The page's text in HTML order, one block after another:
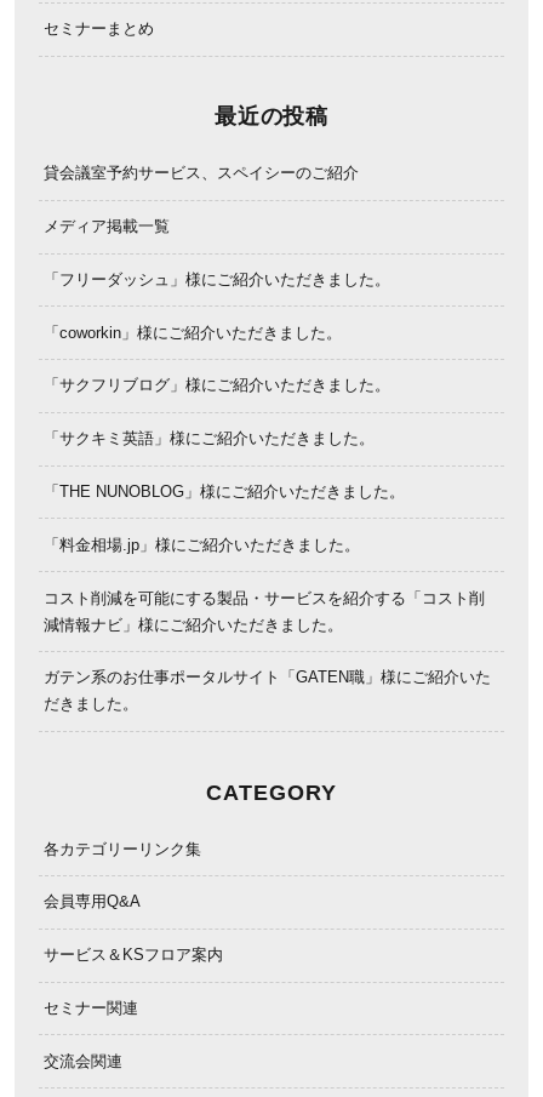
セミナーまとめ
最近の投稿
貸会議室予約サービス、スペイシーのご紹介
メディア掲載一覧
「フリーダッシュ」様にご紹介いただきました。
「coworkin」様にご紹介いただきました。
「サクフリブログ」様にご紹介いただきました。
「サクキミ英語」様にご紹介いただきました。
「THE NUNOBLOG」様にご紹介いただきました。
「料金相場.jp」様にご紹介いただきました。
コスト削減を可能にする製品・サービスを紹介する「コスト削
減情報ナビ」様にご紹介いただきました。
ガテン系のお仕事ポータルサイト「GATEN職」様にご紹介いた
だきました。
CATEGORY
各カテゴリーリンク集
会員専用Q&A
サービス＆KSフロア案内
セミナー関連
交流会関連